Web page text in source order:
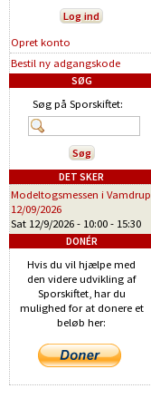
Opret konto
Bestil ny adgangskode
SØG
Søg på Sporskiftet:
DET SKER
Modeltogsmessen i Vamdrup
12/09/2026
Sat 12/9/2026 - 10:00 - 15:30
DONÉR
Hvis du vil hjælpe med
den videre udvikling af
Sporskiftet, har du
mulighed for at donere et
beløb her: